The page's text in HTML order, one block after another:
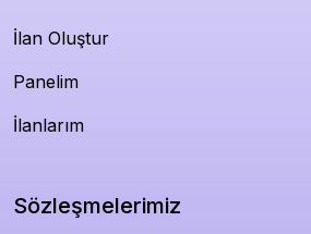
İlan Oluştur
Panelim
İlanlarım
Sözleşmelerimiz